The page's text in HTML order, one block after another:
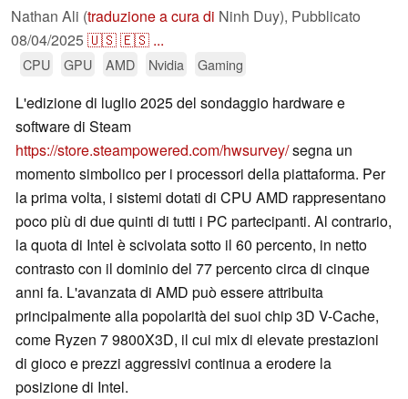
Nathan Ali (traduzione a cura di Ninh Duy), Pubblicato
08/04/2025🇺🇸🇪🇸 ...
CPU GPU AMD Nvidia Gaming
L'edizione di luglio 2025 del sondaggio hardware e
software di Steam
https://store.steampowered.com/hwsurvey/segna un
momento simbolico per i processori della piattaforma. Per
la prima volta, i sistemi dotati di CPU AMD rappresentano
poco più di due quinti di tutti i PC partecipanti. Al contrario,
la quota di Intel è scivolata sotto il 60 percento, in netto
contrasto con il dominio del 77 percento circa di cinque
anni fa. L'avanzata di AMD può essere attribuita
principalmente alla popolarità dei suoi chip 3D V-Cache,
come Ryzen 7 9800X3D, il cui mix di elevate prestazioni
di gioco e prezzi aggressivi continua a erodere la
posizione di Intel.